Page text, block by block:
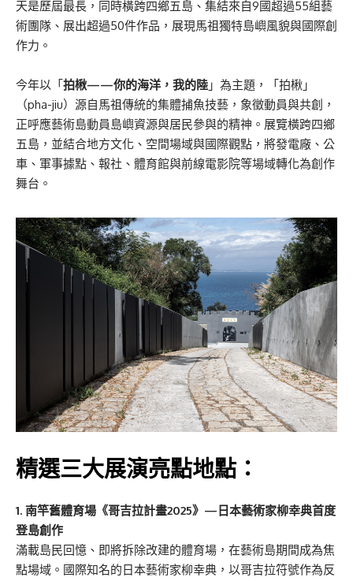
天是歷屆最長，同時橫跨四鄉五島、集結來自9國超過55組藝
術團隊、展出超過50件作品，展現馬祖獨特島嶼風貌與國際創
作力。
今年以「拍楸——你的海洋，我的陸 」為主題，「拍楸」
（pha-jiu）源自馬祖傳統的集體捕魚技藝，象徵動員與共創，
正呼應藝術島動員島嶼資源與居民參與的精神。展覽橫跨四鄉
五島，並結合地方文化、空間場域與國際觀點，將發電廠、公
車、軍事據點、報社、體育館與前線電影院等場域轉化為創作
舞台。
精選三大展演亮點地點：
1. 南竿舊體育場《哥吉拉計畫2025》—日本藝術家柳幸典首度
登島創作
滿載島民回憶、即將拆除改建的體育場，在藝術島期間成為焦
點場域。國際知名的日本藝術家柳幸典，以哥吉拉符號作為反